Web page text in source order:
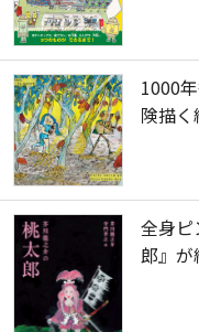
1000
険描く
全身
郎』が